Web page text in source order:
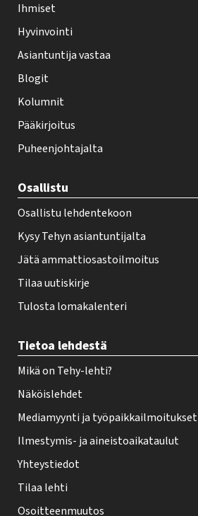
e
h
t
i
f
o
t
r
Ihmiset
Hyvinvointi
Asiantuntija vastaa
Blogit
Kolumnit
Pääkirjoitus
Puheenjohtajalta
Osallistu
Osallistu lehdentekoon
Kysy Tehyn asiantuntijalta
Jätä ammattiosastoilmoitus
Tilaa uutiskirje
Tulosta lomakalenteri
Tietoa lehdestä
Mikä on Tehy-lehti?
Näköislehdet
Mediamyynti ja työpaikkailmoitukset
Ilmestymis- ja aineistoaikataulut
Yhteystiedot
Tilaa lehti
Osoitteenmuutos